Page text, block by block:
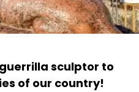
sculptor to
of our country!